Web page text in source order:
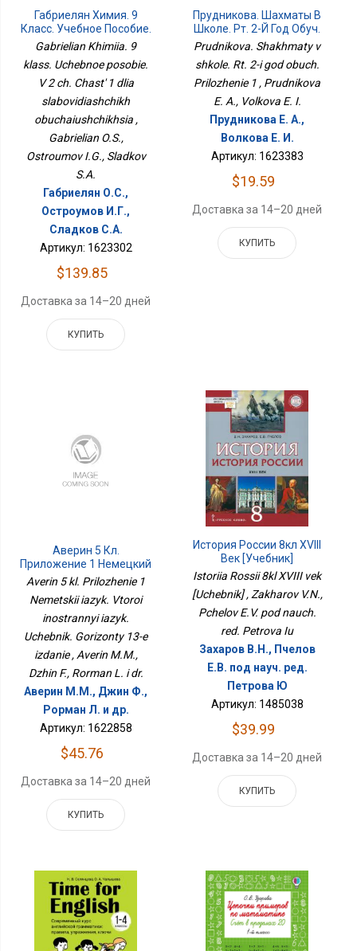
Габриелян Химия. 9
Класс. Учебное Пособие.
В 2 Ч. Часть 1 Для
Обучающихся
Gabrielian Khimiia. 9
klass. Uchebnoe posobie.
V 2 ch. Chast' 1 dlia
slabovidiashchikh
obuchaiushchikhsia ,
Gabrielian O.S.,
Ostroumov I.G., Sladkov
S.A.
Габриелян О.С.,
Остроумов И.Г.,
Сладков С.А.
Артикул: 1623302
$139.85
Доставка за 14–20 дней
КУПИТЬ
Прудникова. Шахматы В
Школе. Рт. 2-Й Год Обуч.
Приложение 1
Prudnikova. Shakhmaty v
shkole. Rt. 2-i god obuch.
Prilozhenie 1 , Prudnikova
E. A., Volkova E. I.
Прудникова Е. А.,
Волкова Е. И.
Артикул: 1623383
$19.59
Доставка за 14–20 дней
КУПИТЬ
Аверин 5 Кл.
Приложение 1 Немецкий
Язык. Второй
Учебник. Горизонты 13-Е
Издание
Averin 5 kl. Prilozhenie 1
Nemetskii iazyk. Vtoroi
inostrannyi iazyk.
Uchebnik. Gorizonty 13-e
izdanie , Averin M.M.,
Dzhin F., Rorman L. i dr.
Аверин М.М., Джин Ф.,
Рорман Л. и др.
Артикул: 1622858
$45.76
Доставка за 14–20 дней
КУПИТЬ
История России 8кл XVIII
Век [Учебник]
Istoriia Rossii 8kl XVIII vek
[Uchebnik] , Zakharov V.N.,
Pchelov E.V. pod nauch.
red. Petrova Iu
Захаров В.Н., Пчелов
Е.В. под науч. ред.
Петрова Ю
Артикул: 1485038
$39.99
Доставка за 14–20 дней
КУПИТЬ